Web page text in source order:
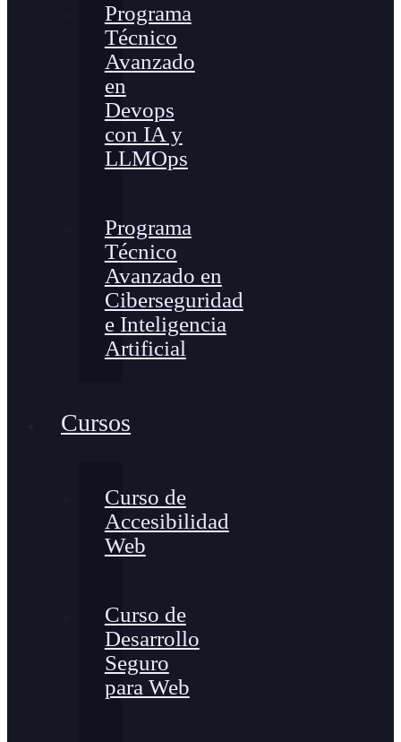
Programa
Técnico
Avanzado
en
Devops
con IA y
LLMOps
Programa
Técnico
Avanzado en
Ciberseguridad
e Inteligencia
Artificial
Cursos
Curso de
Accesibilidad
Web
Curso de
Desarrollo
Seguro
para Web